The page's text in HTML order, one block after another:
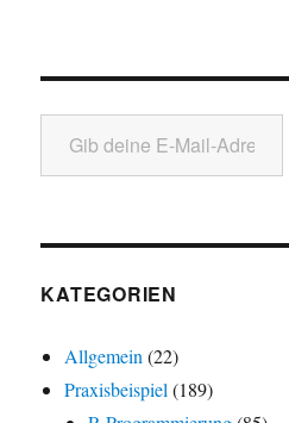
Gib deine E-Mail-Adresse ein ...
KATEGORIEN
Allgemein (22)
Praxisbeispiel (189)